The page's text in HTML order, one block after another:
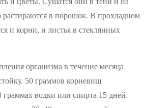
растираются в порошок. В прохладном
и корни, и листья в стеклянных
организма в течение месяца
50 граммов корневищ
граммах водки или спирта 15 дней.